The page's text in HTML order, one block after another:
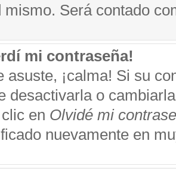
mismo. Será contado
mi contraseña!
asuste, ¡calma! Si su
desactivarla o
en Olvidé mi
nuevamente en